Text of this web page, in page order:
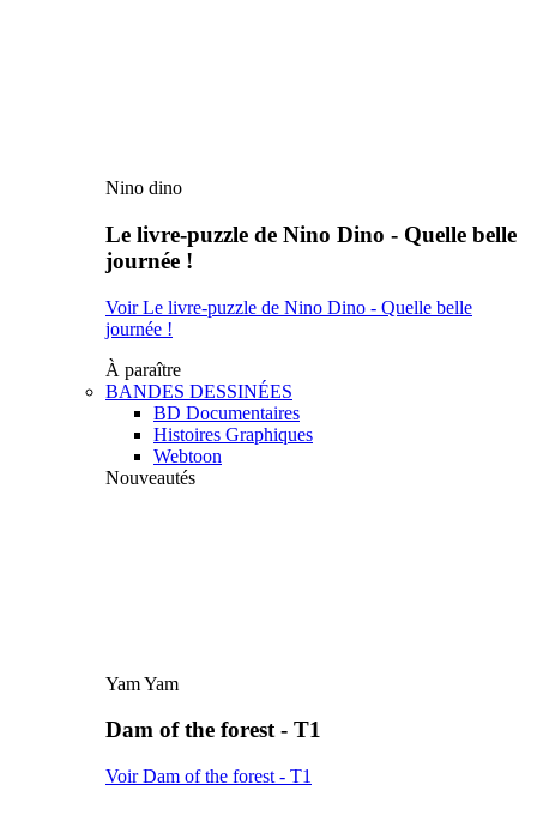
Nino dino
Le livre-puzzle de Nino Dino - Quelle belle
journée !
Voir Le livre-puzzle de Nino Dino - Quelle belle
journée !
À paraître
BANDES DESSINÉES
BD Documentaires
Histoires Graphiques
Webtoon
Nouveautés
Yam Yam
Dam of the forest - T1
Voir Dam of the forest - T1